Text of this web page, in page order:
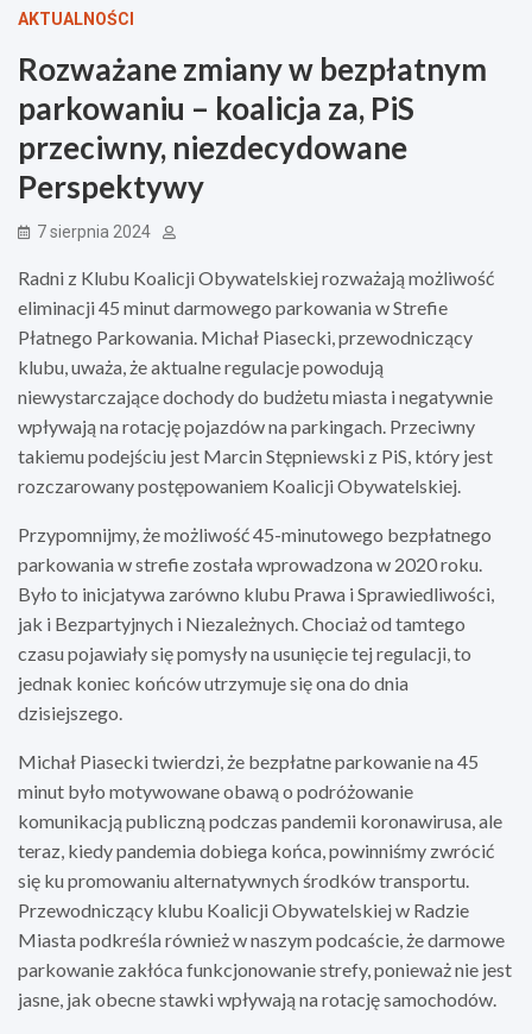
AKTUALNOŚCI
Rozważane zmiany w bezpłatnym
parkowaniu – koalicja za, PiS
przeciwny, niezdecydowane
Perspektywy
7 sierpnia 2024
Radni z Klubu Koalicji Obywatelskiej rozważają możliwość
eliminacji 45 minut darmowego parkowania w Strefie
Płatnego Parkowania. Michał Piasecki, przewodniczący
klubu, uważa, że aktualne regulacje powodują
niewystarczające dochody do budżetu miasta i negatywnie
wpływają na rotację pojazdów na parkingach. Przeciwny
takiemu podejściu jest Marcin Stępniewski z PiS, który jest
rozczarowany postępowaniem Koalicji Obywatelskiej.
Przypomnijmy, że możliwość 45-minutowego bezpłatnego
parkowania w strefie została wprowadzona w 2020 roku.
Było to inicjatywa zarówno klubu Prawa i Sprawiedliwości,
jak i Bezpartyjnych i Niezależnych. Chociaż od tamtego
czasu pojawiały się pomysły na usunięcie tej regulacji, to
jednak koniec końców utrzymuje się ona do dnia
dzisiejszego.
Michał Piasecki twierdzi, że bezpłatne parkowanie na 45
minut było motywowane obawą o podróżowanie
komunikacją publiczną podczas pandemii koronawirusa, ale
teraz, kiedy pandemia dobiega końca, powinniśmy zwrócić
się ku promowaniu alternatywnych środków transportu.
Przewodniczący klubu Koalicji Obywatelskiej w Radzie
Miasta podkreśla również w naszym podcaście, że darmowe
parkowanie zakłóca funkcjonowanie strefy, ponieważ nie jest
jasne, jak obecne stawki wpływają na rotację samochodów.